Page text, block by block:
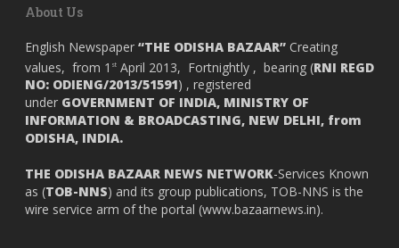
About Us
English Newspaper “THE ODISHA BAZAAR” Creating
values, from 1 st April 2013, Fortnightly , bearing (RNI REGD
NO: ODIENG/2013/51591) , registered
under GOVERNMENT OF INDIA, MINISTRY OF
INFORMATION & BROADCASTING, NEW DELHI, from
ODISHA, INDIA.
THE ODISHA BAZAAR NEWS NETWORK-Services Known
as (TOB-NNS) and its group publications, TOB-NNS is the
wire service arm of the portal (www.bazaarnews.in).